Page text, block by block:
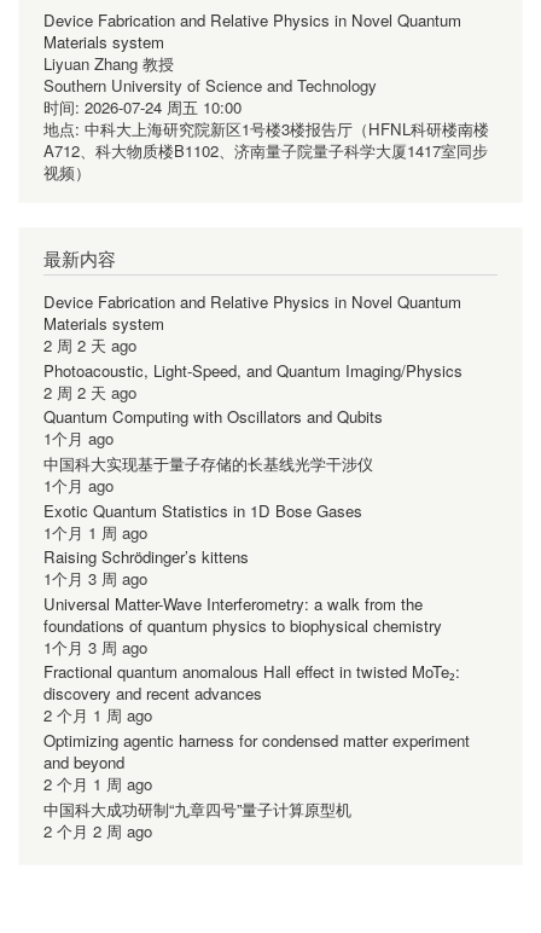
Device Fabrication and Relative Physics in Novel Quantum
Materials system
Liyuan Zhang 教授
Southern University of Science and Technology
时间: 2026-07-24 周五 10:00
地点: 中科大上海研究院新区1号楼3楼报告厅（HFNL科研楼南楼
A712、科大物质楼B1102、济南量子院量子科学大厦1417室同步
视频）
最新内容
Device Fabrication and Relative Physics in Novel Quantum
Materials system
2 周 2 天 ago
Photoacoustic, Light-Speed, and Quantum Imaging/Physics
2 周 2 天 ago
Quantum Computing with Oscillators and Qubits
1个月 ago
中国科大实现基于量子存储的长基线光学干涉仪
1个月 ago
Exotic Quantum Statistics in 1D Bose Gases
1个月 1 周 ago
Raising Schrödinger’s kittens
1个月 3 周 ago
Universal Matter-Wave Interferometry: a walk from the
foundations of quantum physics to biophysical chemistry
1个月 3 周 ago
Fractional quantum anomalous Hall effect in twisted MoTe₂:
discovery and recent advances
2 个月 1 周 ago
Optimizing agentic harness for condensed matter experiment
and beyond
2 个月 1 周 ago
中国科大成功研制“九章四号”量子计算原型机
2 个月 2 周 ago